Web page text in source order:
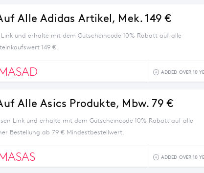
Alle Adidas Artikel, Mek. 149 €
und erhalte mit dem Gutscheincode 10% Rabatt auf alle
149 €.
ADDED OVER 10
Alle Asics Produkte, Mbw. 79 €
Link und erhalte mit dem Gutscheincode 10% Rabatt auf alle
Bestellung ab 79 € Mindestbestellwert.
ADDED OVER 10